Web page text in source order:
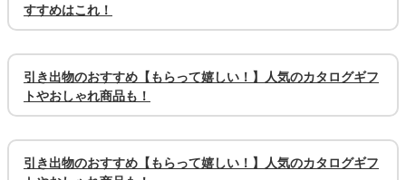
すすめはこれ！
引き出物のおすすめ【もらって嬉しい！】人気のカタログギフ
トやおしゃれ商品も！
引き出物のおすすめ【もらって嬉しい！】人気のカタログギフ